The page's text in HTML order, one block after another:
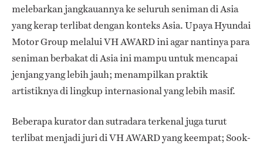
melebarkan jangkauannya ke seluruh seniman di Asia
yang kerap terlibat dengan konteks Asia. Upaya Hyundai
Motor Group melalui VH AWARD ini agar nantinya para
seniman berbakat di Asia ini mampu untuk mencapai
jenjang yang lebih jauh; menampilkan praktik
artistiknya di lingkup internasional yang lebih masif.
Beberapa kurator dan sutradara terkenal juga turut
terlibat menjadi juri di VH AWARD yang keempat; Sook-